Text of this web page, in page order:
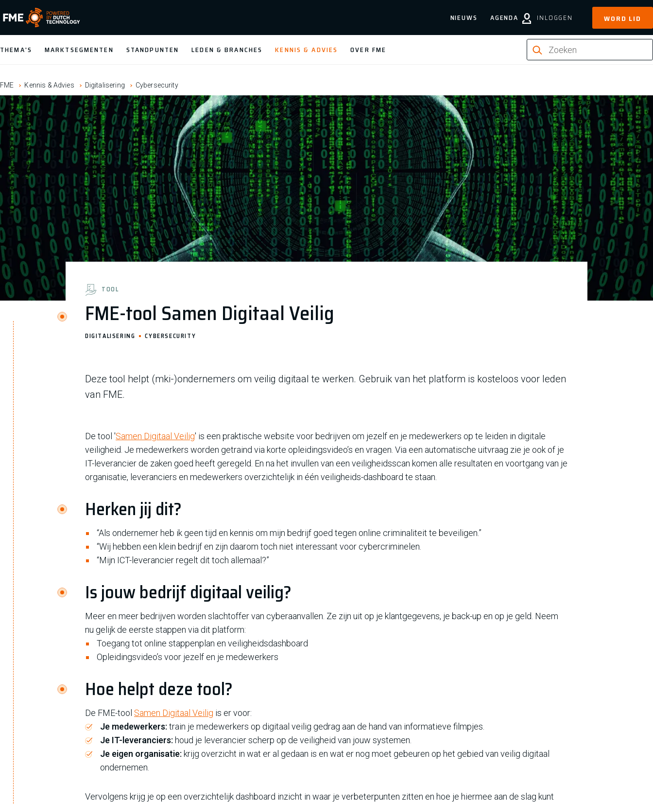
FME Logo, to the homepage
NIEUWS AGENDA INLOGGEN WORD LID
THEMA'S MARKTSEGMENTEN STANDPUNTEN LEDEN & BRANCHES KENNIS & ADVIES OVER FME
FME Kennis & Advies Digitalisering Cybersecurity
FME-tool Samen Digitaal Veilig
TOOL
DIGITALISERING CYBERSECURITY
Deze tool helpt (mki-)ondernemers om veilig digitaal te werken. Gebruik van het platform is kosteloos voor leden
van FME.
De tool 'Samen Digitaal Veilig' is een praktische website voor bedrijven om jezelf en je medewerkers op te leiden in digitale
veiligheid. Je medewerkers worden getraind via korte opleidingsvideo’s en vragen. Via een automatische uitvraag zie je ook of je
IT-leverancier de zaken goed heeft geregeld. En na het invullen van een veiligheidsscan komen alle resultaten en voortgang van je
organisatie, leveranciers en medewerkers overzichtelijk in één veiligheids-dashboard te staan.
Herken jij dit?
“Als ondernemer heb ik geen tijd en kennis om mijn bedrijf goed tegen online criminaliteit te beveiligen.”
“Wij hebben een klein bedrijf en zijn daarom toch niet interessant voor cybercriminelen.
“Mijn ICT-leverancier regelt dit toch allemaal?”
Is jouw bedrijf digitaal veilig?
Meer en meer bedrijven worden slachtoffer van cyberaanvallen. Ze zijn uit op je klantgegevens, je back-up en op je geld. Neem
nu gelijk de eerste stappen via dit platform:
Toegang tot online stappenplan en veiligheidsdashboard
Opleidingsvideo’s voor jezelf en je medewerkers
Hoe helpt deze tool?
De FME-tool Samen Digitaal Veilig is er voor:
Je medewerkers:train je medewerkers op digitaal veilig gedrag aan de hand van informatieve filmpjes.
Je IT-leveranciers: houd je leverancier scherp op de veiligheid van jouw systemen.
Je eigen organisatie: krijg overzicht in wat er al gedaan is en wat er nog moet gebeuren op het gebied van veilig digitaal
ondernemen.
Vervolgens krijg je op een overzichtelijk dashboard inzicht in waar je verbeterpunten zitten en hoe je hiermee aan de slag kunt